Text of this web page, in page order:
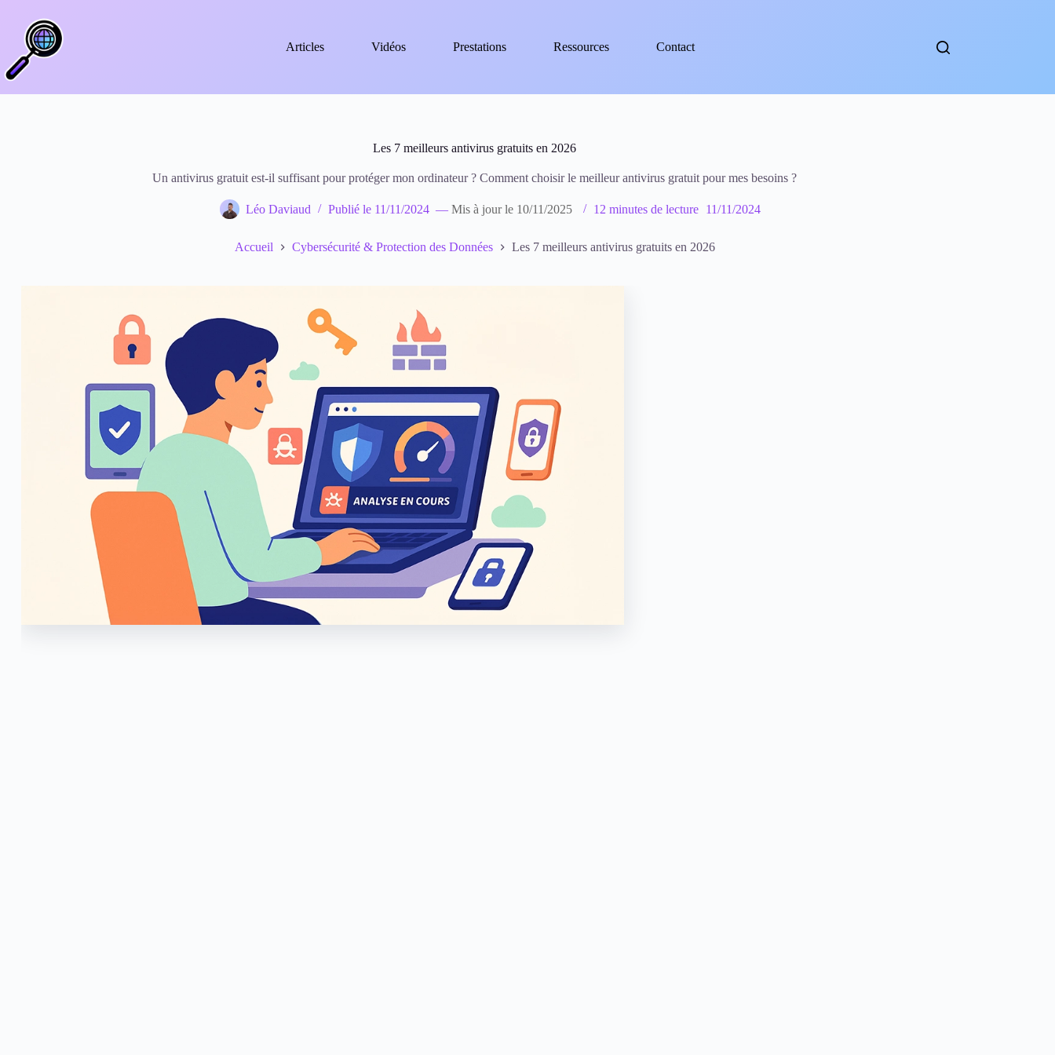
contenu
Articles
Vidéos Prestations Ressources Contact
Les 7 meilleurs antivirus gratuits en 2026
Un antivirus gratuit est-il suffisant pour protéger mon ordinateur ? Comment choisir le meilleur antivirus gratuit pour mes besoins ?
Léo Daviaud Publié le 11/11/2024 —Mis à jour le 10/11/2025 12 minutes de lecture 11/11/2024
Accueil Cybersécurité & Protection des Données Les 7 meilleurs antivirus gratuits en 2026